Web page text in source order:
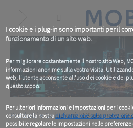
I cookie e i plug-in sono importanti per il
funzionamento di un sito web.
Per migliorare costantemente il nostro sito Web,
informazioni anonime sulla vostra visita.
web, l'utente acconsente all'uso dei cookie e dei
questo scopo.
Per ulteriori informazioni e impostazioni per i
consultare la nostradichiarazione sulla protezione
possibile regolare le impostazioni nelle
content
Prodotti e Soluzioni | 13 gennaio